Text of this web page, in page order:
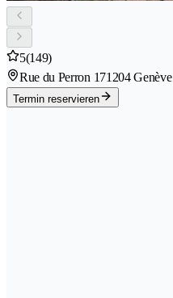
5(149)
Rue du Perron 171204 Genève
Termin reservieren